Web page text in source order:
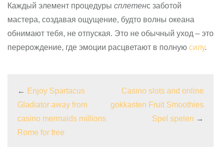
Каждый элемент процедуры сплетенс заботой
мастера, создавая ощущение, будто волны океана
обнимают тебя, не отпуская. Это не обычный уход – это
перерождение, где эмоции расцветают в полную силу.
← Enjoy Spartacus
Gladiator away from
casino mermaids millions
Rome for free
Casino slots and online
gokkasten Fruit Smoothies
Spel spelen →